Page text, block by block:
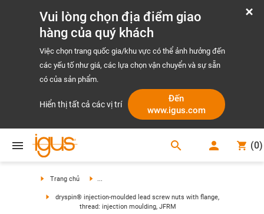
Vui lòng chọn địa điểm giao
hàng của quý khách
Việc chọn trang quốc gia/khu vực có thể ảnh hưởng đến
các yếu tố như giá, các lựa chọn vận chuyển và sự sẵn
có của sản phẩm.
Hiển thị tất cả các vị trí
Đến
www.igus.com
search (0)
Trang chủ ...
dryspin® injection-moulded lead screw nuts with flange,
thread: injection moulding, JFRM